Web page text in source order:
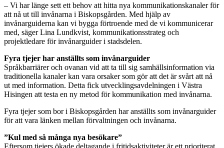
– Vi har länge sett ett behov att hitta nya kommunikationskanaler för
att nå ut till invånarna i Biskopsgården. Med hjälp av
invånarguiderna kan vi bygga förtroende med de vi kommunicerar
med, säger Lina Lundkvist, kommunikationsstrateg och
projektledare för invånarguider i stadsdelen.
Fyra tjejer har anställts som invånarguider
Språkbarriärer och ovanan vid att ta till sig samhällsinformation via
traditionella kanaler kan vara orsaker som gör att det är svårt att nå
ut med information. Detta fick utvecklingsavdelningen i Västra
Hisingen att testa en ny metod för kommunikation med invånarna.
Fyra tjejer som bor i Biskopsgården har anställts som invånarguider
för att vara länken mellan förvaltningen och invånarna.
”Kul med så många nya besökare”
Eftersom tjejers ökade deltagande i fritidsaktiviteter är ett prioriterat